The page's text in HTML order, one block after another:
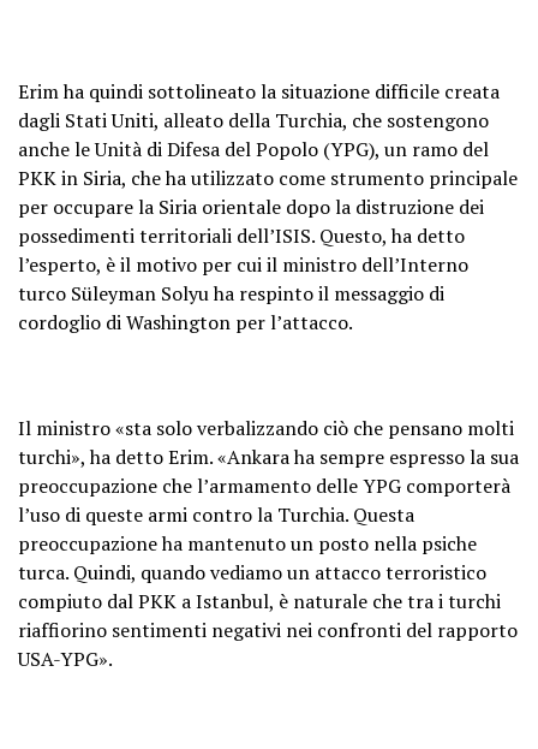
Erim ha quindi sottolineato la situazione difficile creata
dagli Stati Uniti, alleato della Turchia, che sostengono
anche le Unità di Difesa del Popolo (YPG), un ramo del
PKK in Siria, che ha utilizzato come strumento principale
per occupare la Siria orientale dopo la distruzione dei
possedimenti territoriali dell’ISIS. Questo, ha detto
l’esperto, è il motivo per cui il ministro dell’Interno
turco Süleyman Solyu ha respinto il messaggio di
cordoglio di Washington per l’attacco.
Il ministro «sta solo verbalizzando ciò che pensano molti
turchi», ha detto Erim. «Ankara ha sempre espresso la sua
preoccupazione che l’armamento delle YPG comporterà
l’uso di queste armi contro la Turchia. Questa
preoccupazione ha mantenuto un posto nella psiche
turca. Quindi, quando vediamo un attacco terroristico
compiuto dal PKK a Istanbul, è naturale che tra i turchi
riaffiorino sentimenti negativi nei confronti del rapporto
USA-YPG».